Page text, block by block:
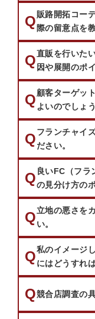
質問：
Q 販路開拓コー
際の留意点を
質問：
Q直販を行いた
因や展開のポ
質問：
Q顧客ターゲッ
よいのでしょ
質問：
Qフランチャイ
ださい。
質問：
Q 良いFC（フラ
の見分け方の
質問：
Q立地の悪さを
い。
質問：
Q私のイメージ
にはどうすれ
質問：
Q競合店調査の